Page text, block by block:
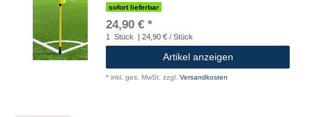
sofort lieferbar
24,90 € *
1 Stück | 24,90 € / Stück
Artikel anzeigen
* inkl. ges. MwSt. zzgl. Versandkosten